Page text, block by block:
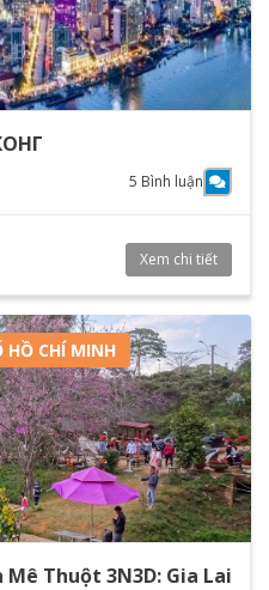
5 Bình luận
Xem chi tiết
HỒ CHÍ MINH
Mê Thuột 3N3D: Gia Lai